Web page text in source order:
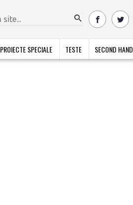
PROIECTE SPECIALE TESTE SECOND HAND